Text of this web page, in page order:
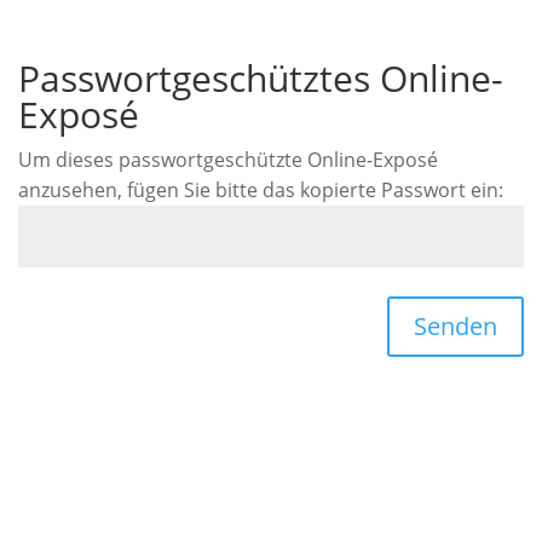
Passwortgeschütztes Online-
Exposé
Um dieses passwortgeschützte Online-Exposé
anzusehen, fügen Sie bitte das kopierte Passwort ein:
Senden